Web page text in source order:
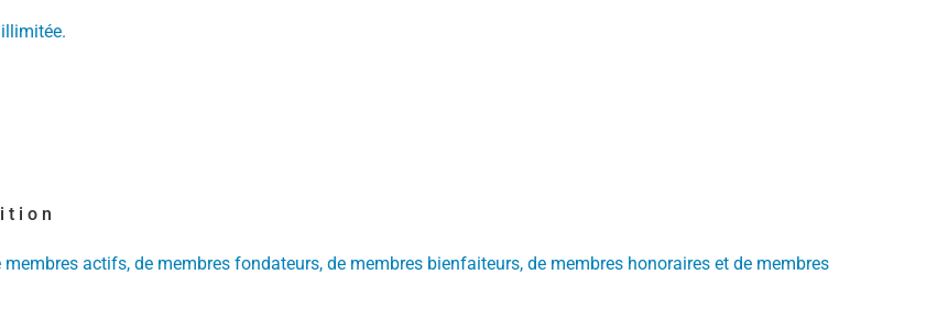
membres actifs, de membres fondateurs, de membres bienfaiteurs, de membres honoraires et de membres